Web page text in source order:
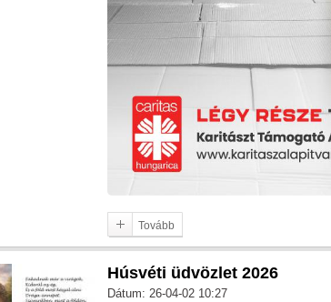
Tovább
Húsvéti üdvözlet 2026
Dátum: 26-04-02 10:27